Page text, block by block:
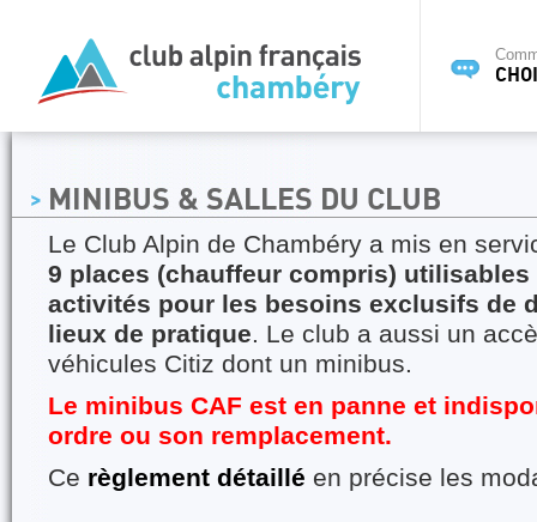
MINIBUS & SALLES DU CLUB
Le Club Alpin de Chambéry a mis en
9 places (chauffeur compris)
activités pour les besoins exclusifs de
lieux de pratique. Le club a aussi un
véhicules Citiz dont un minibus.
Le minibus CAF est en panne et
ordre ou son remplacement.
Ce règlement détaillé en précise les